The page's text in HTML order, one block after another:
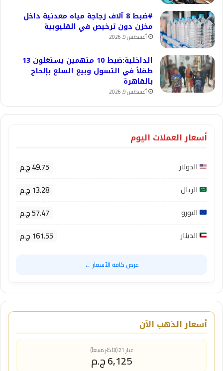
#ضبط 8 آلاف زجاجة مياه معدنية داخل
مخزن دون ترخيص في القليوبية
أغسطس 9, 2026
الداخلية:ضبط 10 متهمين يستغلون 13
طفلاً في التسول وبيع السلع بإلحاح
بالقاهرة
أغسطس 9, 2026
أسعار العملات اليوم
الدولار 49.75 ج.م
الريال 13.28 ج.م
اليورو 57.47 ج.م
الدينار 161.55 ج.م
عرض كافة الأسعار ←
أسعار الذهب الآن
عيار 21 (الأكثر مبيعاً)
6,125 ج.م